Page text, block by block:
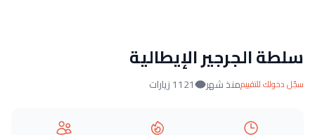
سلطة الجرجير الإيطالية
سجّل دخولك للتقييممنذ شهر 1121 زيارات